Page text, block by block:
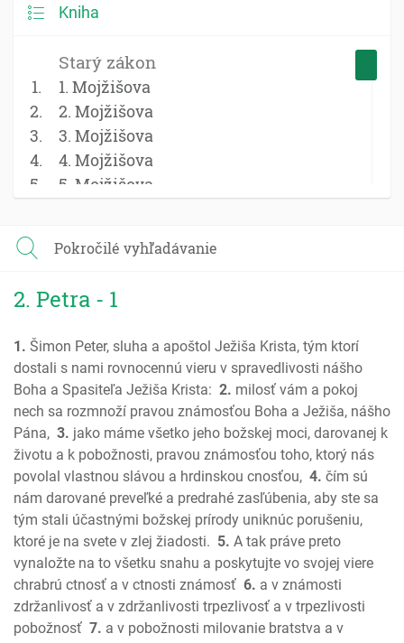
Kniha
Starý zákon
1. Mojžišova
2. Mojžišova
3. Mojžišova
4. Mojžišova
5. Mojžišova
Rút
2 Samuel
2 Kniha kráľov
1 Kroník; Paralipomenon
2 Kroník; Paralipomenon
Ezdráš
Nehemiáš
Ester
Jób
Žalmy
Príslovia
Kazateľ
Pieseň piesní
Izaiáš
Pokročilé vyhľadávanie
2. Petra - 1
1. Šimon Peter, sluha a apoštol Ježiša Krista, tým ktorí
dostali s nami rovnocennú vieru v spravedlivosti nášho
Boha a Spasiteľa Ježiša Krista: 2. milosť vám a pokoj
nech sa rozmnoží pravou známosťou Boha a Ježiša, nášho
Pána, 3. jako máme všetko jeho božskej moci, darovanej k
životu a k pobožnosti, pravou známosťou toho, ktorý nás
povolal vlastnou slávou a hrdinskou cnosťou, 4. čím sú
nám darované preveľké a predrahé zasľúbenia, aby ste sa
tým stali účastnými božskej prírody uniknúc porušeniu,
ktoré je na svete v zlej žiadosti. 5. A tak práve preto
vynaložte na to všetku snahu a poskytujte vo svojej viere
chrabrú ctnosť a v ctnosti známosť 6. a v známosti
zdržanlivosť a v zdržanlivosti trpezlivosť a v trpezlivosti
pobožnosť 7. a v pobožnosti milovanie bratstva a v